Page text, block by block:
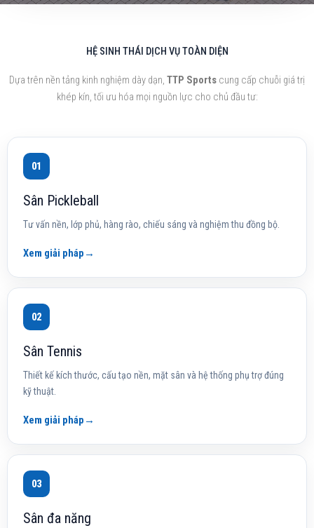
HỆ SINH THÁI DỊCH VỤ TOÀN DIỆN
Dựa trên nền tảng kinh nghiệm dày dạn, TTP Sports cung cấp chuỗi giá trị
khép kín, tối ưu hóa mọi nguồn lực cho chủ đầu tư:
01
Sân Pickleball
Tư vấn nền, lớp phủ, hàng rào, chiếu sáng và nghiệm thu đồng bộ.
Xem giải pháp →
02
Sân Tennis
Thiết kế kích thước, cấu tạo nền, mặt sân và hệ thống phụ trợ đúng
kỹ thuật.
Xem giải pháp →
03
Sân đa năng